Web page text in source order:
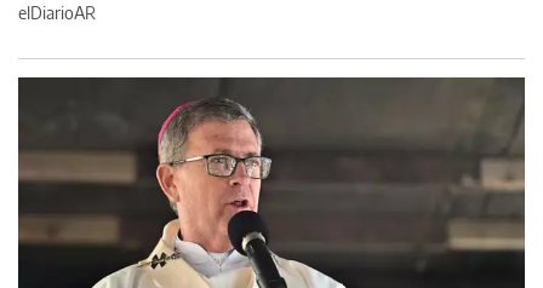
elDiarioAR